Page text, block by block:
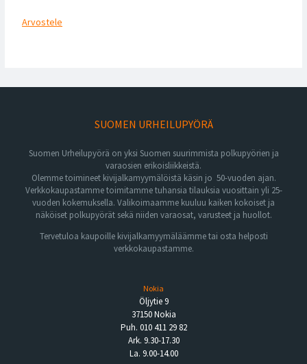
Arvostele
SUOMEN URHEILUPYÖRÄ
Suomen Urheilupyörä on yksi Suomen suurimmista polkupyörien ja
varaosien erikoisliikkeistä.
Olemme toimineet kivijalkamyymälöistä käsin jo 50-vuoden ajan.
Verkkokaupastamme toimitamme tuhansia tilauksia vuosittain yli 25-
vuoden kokemuksella. Valikoimaamme kuuluu kaiken kokoiset ja
näköiset polkupyörät sekä niiden varaosat, varusteet ja huollot.
Tervetuloa kaupoille kivijalkamyymäläämme tai osta helposti
verkkokaupastamme.
Nokia
Öljytie 9
37150 Nokia
Puh. 010 411 29 82
Ark. 9.30-17.30
La. 9.00-14.00